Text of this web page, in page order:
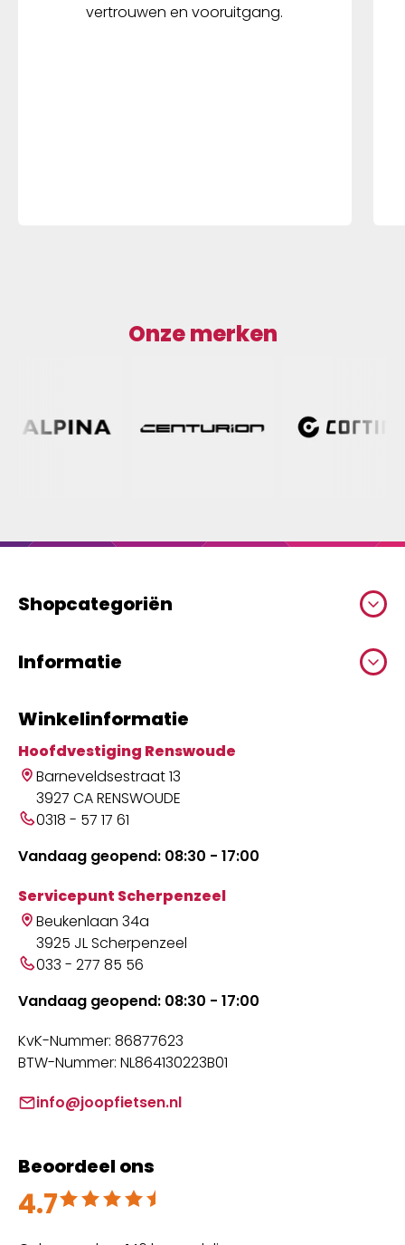
vertrouwen en vooruitgang.
Onze merken
Shopcategoriën
Informatie
Winkelinformatie
Hoofdvestiging Renswoude
Barneveldsestraat 13
3927 CA RENSWOUDE
0318 - 57 17 61
Vandaag geopend: 08:30 - 17:00
Servicepunt Scherpenzeel
Beukenlaan 34a
3925 JL Scherpenzeel
033 - 277 85 56
Vandaag geopend: 08:30 - 17:00
KvK-Nummer: 86877623
BTW-Nummer: NL864130223B01
info@joopfietsen.nl
Beoordeel ons
4.7
Beoordeeld met 4.7 uit 5